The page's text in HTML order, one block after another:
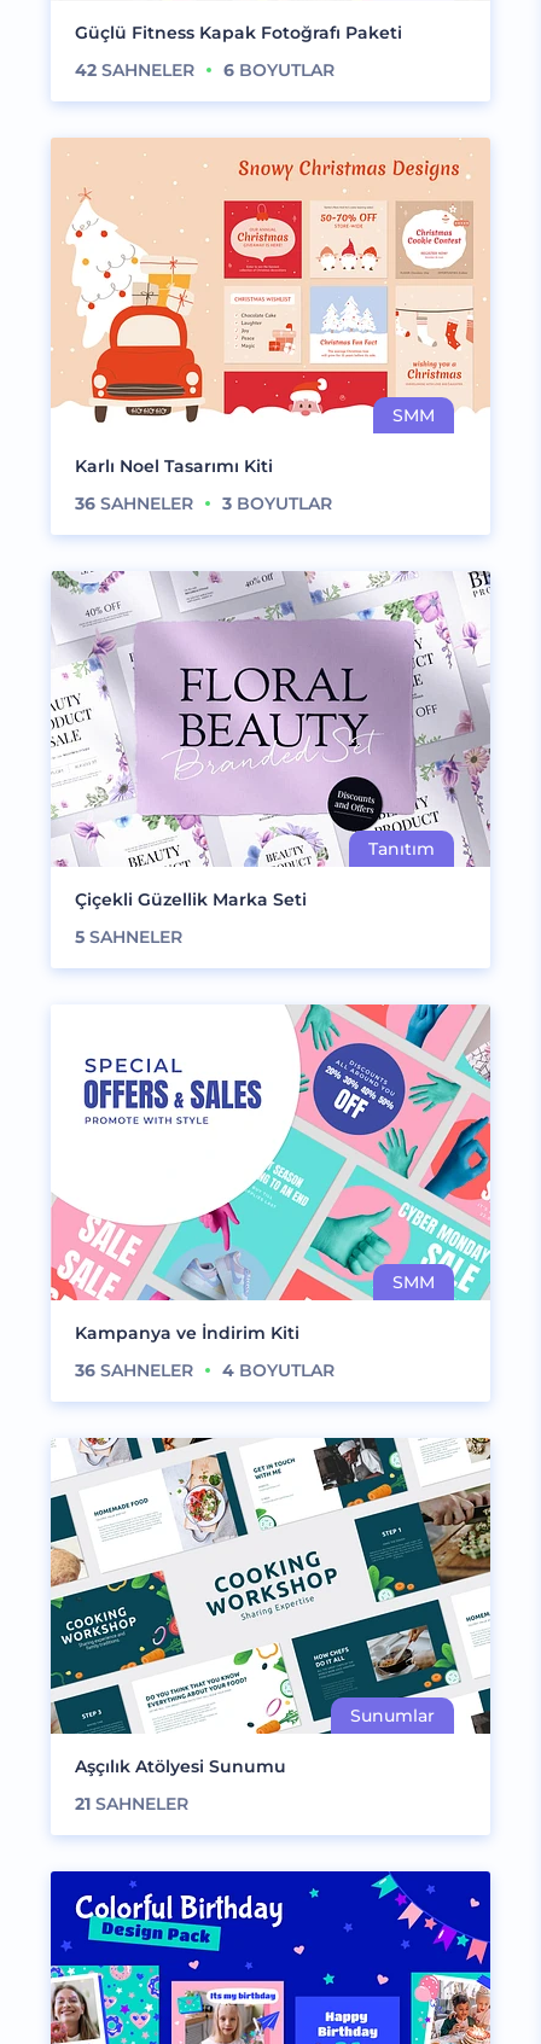
Güçlü Fitness Kapak Fotoğrafı Paketi
42 SAHNELER 6 BOYUTLAR
Karlı Noel Tasarımı Kiti
36 SAHNELER 3 BOYUTLAR
Çiçekli Güzellik Marka Seti
5 SAHNELER
Kampanya ve İndirim Kiti
36 SAHNELER 4 BOYUTLAR
Aşçılık Atölyesi Sunumu
21 SAHNELER